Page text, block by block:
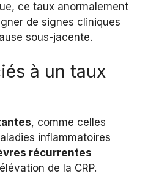
ce taux anormalement
de signes cliniques
sous-jacente.
à un taux
, comme celles
inflammatoires
récurrentes
de la CRP.